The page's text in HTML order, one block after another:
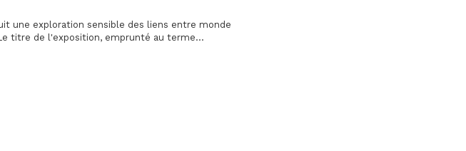
une exploration sensible des liens entre monde
titre de l'exposition, emprunté au terme...